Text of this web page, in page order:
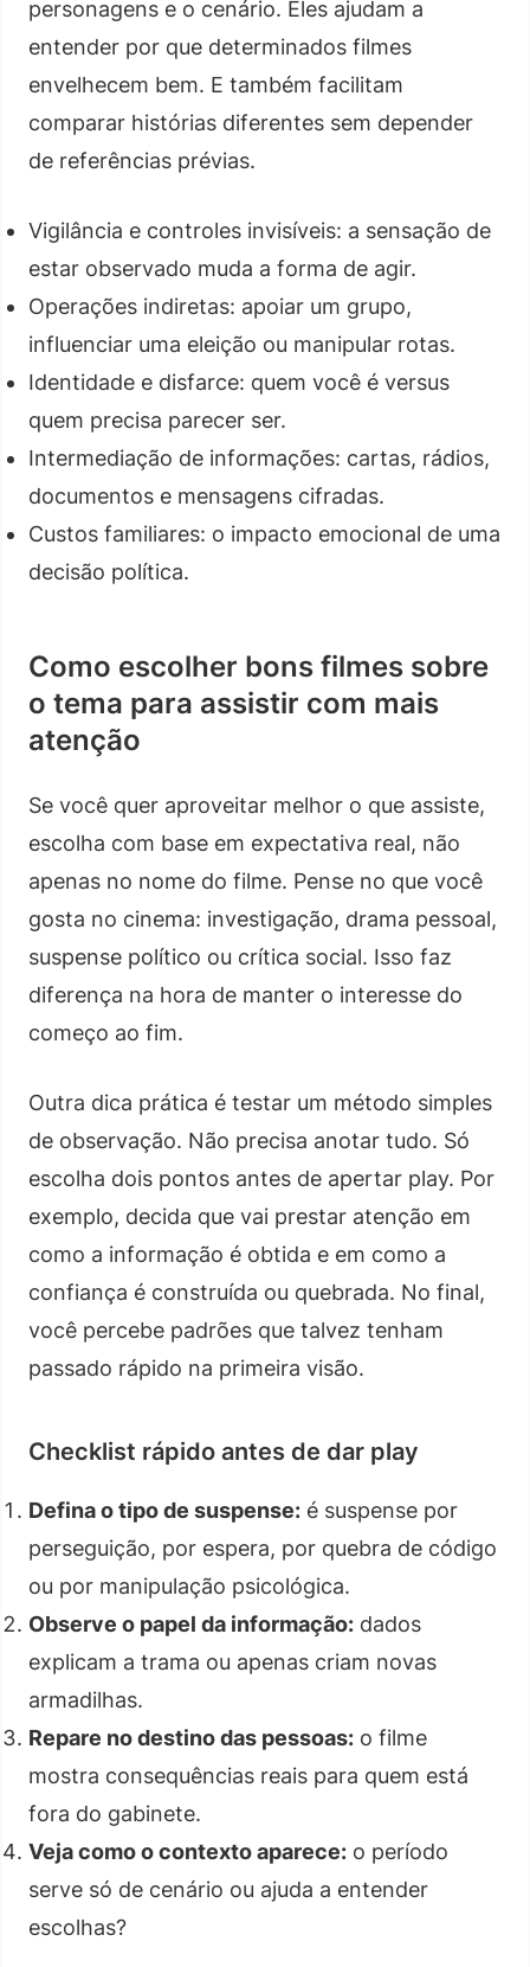
personagens e o cenário. Eles ajudam a
entender por que determinados filmes
envelhecem bem. E também facilitam
comparar histórias diferentes sem depender
de referências prévias.
Vigilância e controles invisíveis: a sensação de
estar observado muda a forma de agir.
Operações indiretas: apoiar um grupo,
influenciar uma eleição ou manipular rotas.
Identidade e disfarce: quem você é versus
quem precisa parecer ser.
Intermediação de informações: cartas, rádios,
documentos e mensagens cifradas.
Custos familiares: o impacto emocional de uma
decisão política.
Como escolher bons filmes sobre
o tema para assistir com mais
atenção
Se você quer aproveitar melhor o que assiste,
escolha com base em expectativa real, não
apenas no nome do filme. Pense no que você
gosta no cinema: investigação, drama pessoal,
suspense político ou crítica social. Isso faz
diferença na hora de manter o interesse do
começo ao fim.
Outra dica prática é testar um método simples
de observação. Não precisa anotar tudo. Só
escolha dois pontos antes de apertar play. Por
exemplo, decida que vai prestar atenção em
como a informação é obtida e em como a
confiança é construída ou quebrada. No final,
você percebe padrões que talvez tenham
passado rápido na primeira visão.
Checklist rápido antes de dar play
Defina o tipo de suspense: é suspense por
perseguição, por espera, por quebra de código
ou por manipulação psicológica.
Observe o papel da informação: dados
explicam a trama ou apenas criam novas
armadilhas.
Repare no destino das pessoas: o filme
mostra consequências reais para quem está
fora do gabinete.
Veja como o contexto aparece: o período
serve só de cenário ou ajuda a entender
escolhas?